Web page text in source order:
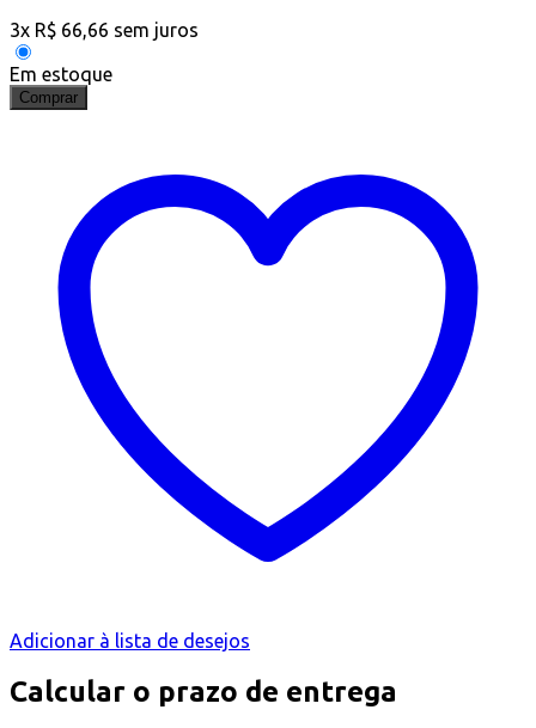
3x R$ 66,66 sem juros
Em estoque
Comprar
Adicionar à lista de desejos
Calcular o prazo de entrega